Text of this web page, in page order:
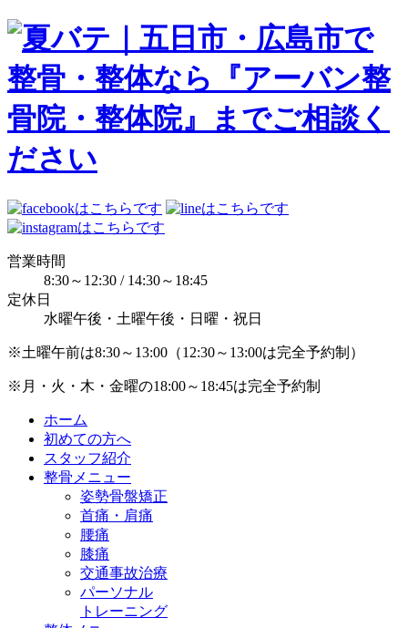
営業時間
8:30～12:30 / 14:30～18:45
定休日
水曜午後・土曜午後・日曜・祝日
※土曜午前は8:30～13:00（12:30～13:00は完全予約制）
※月・火・木・金曜の18:00～18:45は完全予約制
ホーム
初めての方へ
スタッフ紹介
整骨メニュー
姿勢骨盤矯正
首痛・肩痛
腰痛
膝痛
交通事故治療
パーソナル
トレーニング